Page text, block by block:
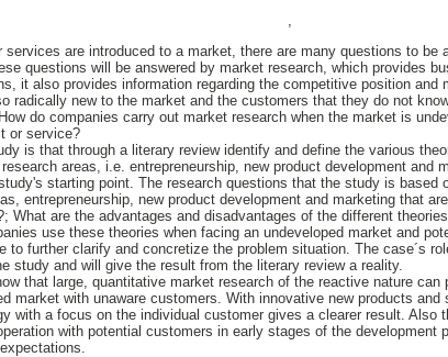
services are introduced to a market, there are many questions to be
questions will be answered by market research, which provides
it also provides information regarding the competitive position and
radically new to the market and the customers that they do not
do companies carry out market research when the market is
or service?
is that through a literary review identify and define the various
areas, i.e. entrepreneurship, new product development and
starting point. The research questions that the study is based
entrepreneurship, new product development and marketing that
What are the advantages and disadvantages of the different
use these theories when facing an undeveloped market and
to further clarify and concretize the problem situation. The case´s
study and will give the result from the literary review a reality.
that large, quantitative market research of the reactive nature
market with unaware customers. With innovative new products
with a focus on the individual customer gives a clearer result. Also
with potential customers in early stages of the development